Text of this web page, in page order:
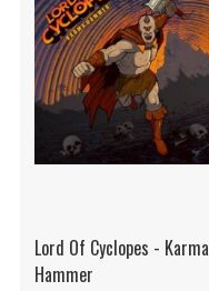
Lord Of Cyclopes - Karma
Hammer